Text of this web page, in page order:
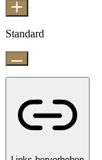
Standard